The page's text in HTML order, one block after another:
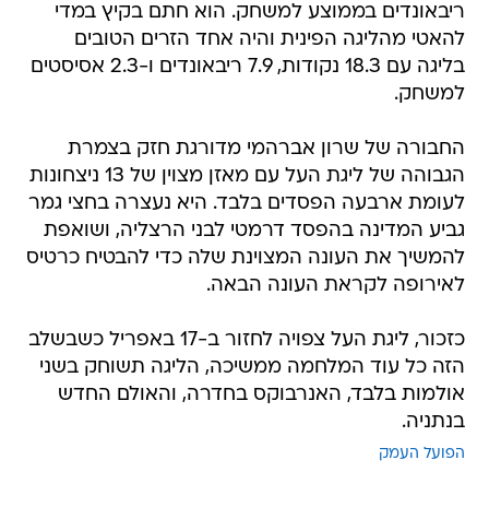
ריבאונדים בממוצע למשחק. הוא חתם בקיץ במדי
להאטי מהליגה הפינית והיה אחד הזרים הטובים
בליגה עם 18.3 נקודות, 7.9 ריבאונדים ו-2.3 אסיסטים
למשחק.
החבורה של שרון אברהמי מדורגת חזק בצמרת
הגבוהה של ליגת העל עם מאזן מצוין של 13 ניצחונות
לעומת ארבעה הפסדים בלבד. היא נעצרה בחצי גמר
גביע המדינה בהפסד דרמטי לבני הרצליה, ושואפת
להמשיך את העונה המצוינת שלה כדי להבטיח כרטיס
לאירופה לקראת העונה הבאה.
כזכור, ליגת העל צפויה לחזור ב-17 באפריל כשבשלב
הזה כל עוד המלחמה ממשיכה, הליגה תשוחק בשני
אולמות בלבד, האנרבוקס בחדרה, והאולם החדש
בנתניה.
הפועל העמק